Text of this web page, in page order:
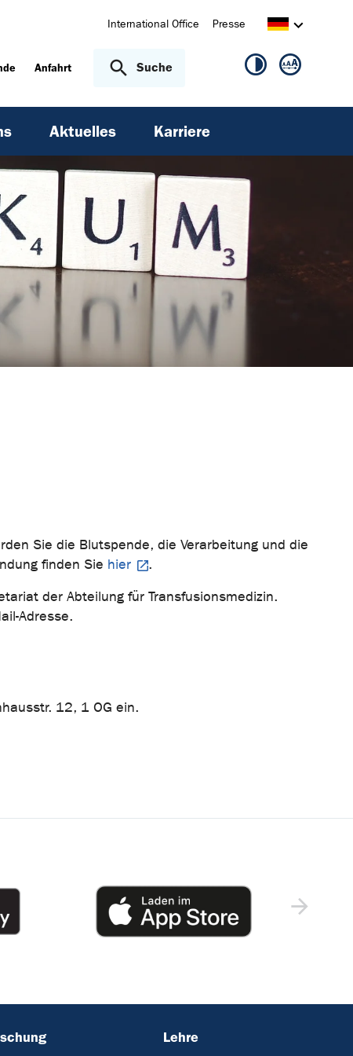
International Office Presse
Anfahrt Suche
Aktuelles Karriere
Sie die Blutspende, die Verarbeitung und die
finden Sie hier
.
der Abteilung für Transfusionsmedizin.
Adresse.
12, 1 OG ein.
Lehre